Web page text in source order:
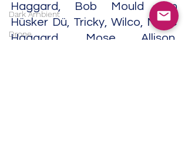
Dark Ambient
Drone
Haggard, Bob Mould von
Hüsker Dü, Tricky, Wilco, Merle
Haggard, Mose Allison,